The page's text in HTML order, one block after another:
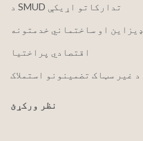
د SMUD تدارکاتو اړیکې
ډیزاین او ساختماني خدمتونه
اقتصادي پراختیا
د غیر سټاک تضمینونو استملاک
نظر ورکړئ